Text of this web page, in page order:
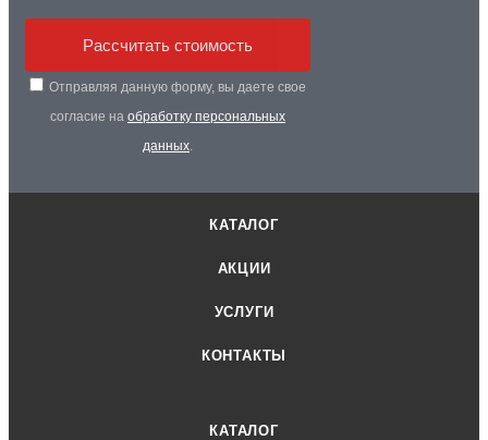
Рассчитать стоимость
Отправляя данную форму, вы даете свое
согласие на обработку персональных
данных.
КАТАЛОГ
АКЦИИ
УСЛУГИ
КОНТАКТЫ
КАТАЛОГ